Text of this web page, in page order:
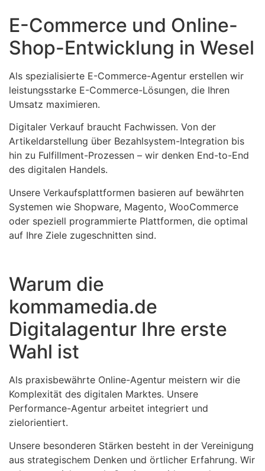
E-Commerce und Online-
Shop-Entwicklung in Wesel
Als spezialisierte E-Commerce-Agentur erstellen wir
leistungsstarke E-Commerce-Lösungen, die Ihren
Umsatz maximieren.
Digitaler Verkauf braucht Fachwissen. Von der
Artikeldarstellung über Bezahlsystem-Integration bis
hin zu Fulfillment-Prozessen – wir denken End-to-End
des digitalen Handels.
Unsere Verkaufsplattformen basieren auf bewährten
Systemen wie Shopware, Magento, WooCommerce
oder speziell programmierte Plattformen, die optimal
auf Ihre Ziele zugeschnitten sind.
Warum die
kommamedia.de
Digitalagentur Ihre erste
Wahl ist
Als praxisbewährte Online-Agentur meistern wir die
Komplexität des digitalen Marktes. Unsere
Performance-Agentur arbeitet integriert und
zielorientiert.
Unsere besonderen Stärken besteht in der Vereinigung
aus strategischem Denken und örtlicher Erfahrung. Wir